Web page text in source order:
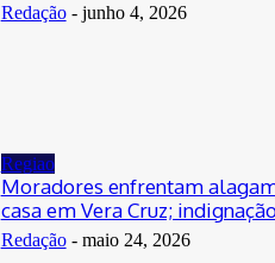
Redação - junho 4, 2026
Regiao
Moradores enfrentam
casa em Vera Cruz;
Redação - maio 24, 2026